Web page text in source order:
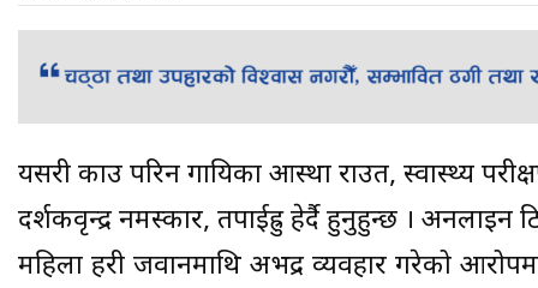
यसरी प्रकाउ परिन गायिका आस्था राउत, स्वास्थ्य
दर्शकवृन्द्र नमस्कार, तपाईह्रु हेर्दै हुनुहुन्छ ।
महिला प्रहरी जवानमाथि अभद्र व्यवहार गरेको